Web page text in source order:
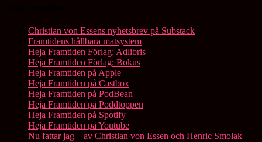
Christian von Essens nyhetsbrev på Substack
Framtidens hållbara matsystem
Heja Framtiden Förlag: Adlibris
Heja Framtiden Förlag: Bokus
Heja Framtiden på Apple
Heja Framtiden på Castbox
Heja Framtiden på PodBean
Heja Framtiden på Poddtoppen
Heja Framtiden på Spotify
Heja Framtiden på Youtube
Nu fattar jag – av Christian von Essen och Henric Smolak